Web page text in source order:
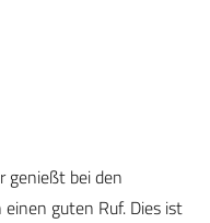
genießt bei den
guten Ruf. Dies ist